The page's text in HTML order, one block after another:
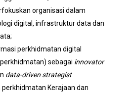
organisasi dalam
digital, infrastruktur data dan
perkhidmatan digital
sebagai innovator
data-driven strategist
Kerajaan dan